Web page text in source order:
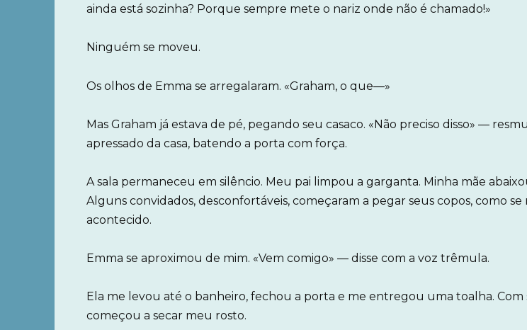
ainda está sozinha? Porque sempre mete o nariz onde não é chamado!»
Ninguém se moveu.
Os olhos de Emma se arregalaram. «Graham, o que—»
Mas Graham já estava de pé, pegando seu casaco. «Não preciso disso» —
apressado da casa, batendo a porta com força.
A sala permaneceu em silêncio. Meu pai limpou a garganta. Minha mãe
Alguns convidados, desconfortáveis, começaram a pegar seus copos, como se
acontecido.
Emma se aproximou de mim. «Vem comigo» — disse com a voz trêmula.
Ela me levou até o banheiro, fechou a porta e me entregou uma toalha. Com
começou a secar meu rosto.